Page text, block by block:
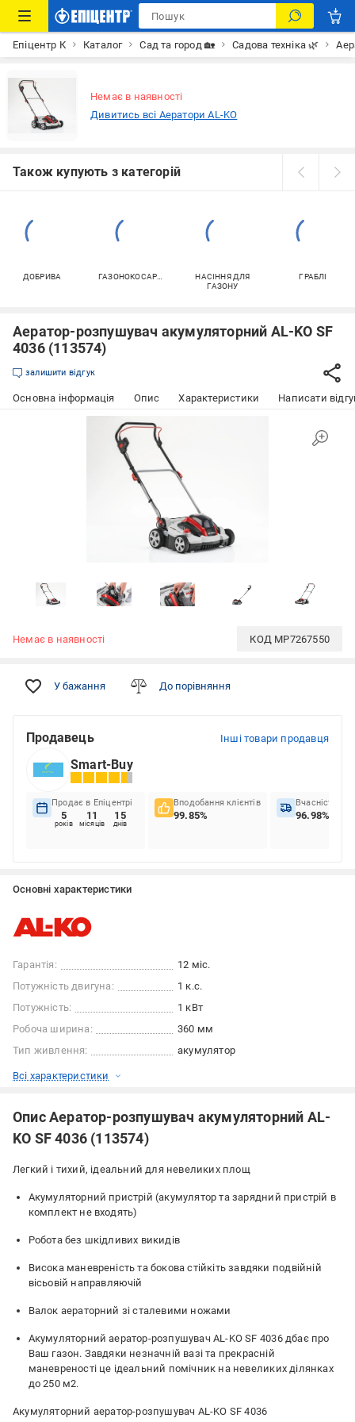
Епіцентр К Каталог Сад та город 🏡 Садова техніка 🌿
Немає в наявності
Дивитись всі Аератори AL-KO
Також купують з категорій
ДОБРИВА
НАСІННЯ ДЛЯ
ГАЗОНУ
ГРАБЛІ
Аератор-розпушувач акумуляторний AL-KO SF
4036 (113574)
залишити відгук
Основна інформація Опис Характеристики Написати
Немає в наявності КОД MP7267550
У бажання До порівняння
Продавець Інші товари продавця
Smart-Buy
Продає в Епіцентрі
5
років
11
місяців
15
днів
Вподобання клієнтів
99.85%
Вчасність
96.98%
Основні характеристики
Гарантія:
12 міс.
Потужність двигуна:
1 к.с.
Потужність:
1 кВт
Робоча ширина:
360 мм
Тип живлення:
акумулятор
Всі характеристики
Опис Аератор-розпушувач акумуляторний AL-
KO SF 4036 (113574)
Легкий і тихий, ідеальний для невеликих площ
Акумуляторний пристрій (акумулятор та зарядний пристрій в
комплект не входять)
Робота без шкідливих викидів
Висока маневреність та бокова стійкіть завдяки подвійній
вісьовій направляючій
Валок аераторний зі сталевими ножами
Акумуляторний аератор-розпушувач AL-KO SF 4036 дбає про
Ваш газон. Завдяки незначній вазі та прекрасній
маневреності це ідеальний помічник на невеликих ділянках
до 250 м2.
Акумуляторний аератор-розпушувач AL-KO SF 4036